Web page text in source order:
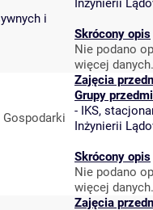
i
Inżynierii
Skrócony opis
Nie podano
więcej danych.
Gospodarki
Zajęcia
Grupy
- IKS,
Inżynierii
Skrócony opis
Nie podano
więcej danych.
Zajęcia